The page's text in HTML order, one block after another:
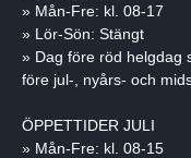
» Mån-Fre: kl. 08-17
» Lör-Sön: Stängt
» Dag före röd helgdag
före jul-, nyårs- och
ÖPPETTIDER JULI
» Mån-Fre: kl. 08-15